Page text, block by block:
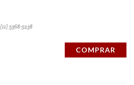
(11) 5368-5238
COMPRAR